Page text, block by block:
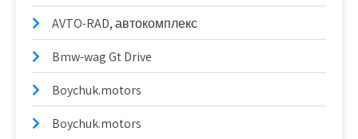
AVTO-RAD, автокомплекс
Bmw-wag Gt Drive
Boychuk.motors
Boychuk.motors